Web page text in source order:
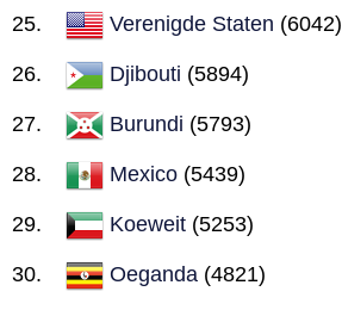
Verenigde Staten (6042)
Djibouti (5894)
Burundi (5793)
Mexico (5439)
Koeweit (5253)
Oeganda (4821)